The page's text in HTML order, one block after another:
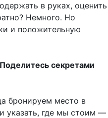
в руках, оценить
Немного. Но
и положительную
секретами
бронируем место в
указать, где мы стоим —